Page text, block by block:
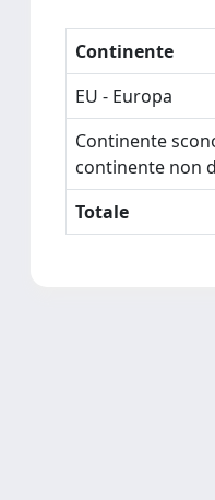
Continente
EU - Europa
Continente
continente non
Totale